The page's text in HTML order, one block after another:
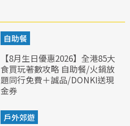
自助餐
【8月生日優惠2026】全港85大
食買玩著數攻略 自助餐/火鍋放
題同行免費＋誠品/DONKI送現
金券
戶外郊遊